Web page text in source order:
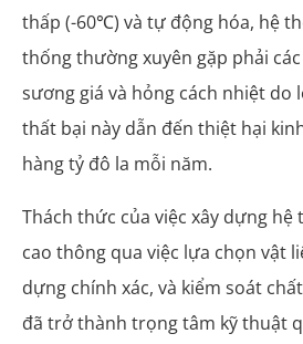
thấp (-60℃) và tự động hóa, hệ
thống thường xuyên gặp phải
sương giá và hỏng cách nhiệt do
thất bại này dẫn đến thiệt hại
hàng tỷ đô la mỗi năm.
Thách thức của việc xây dựng
cao thông qua việc lựa chọn vật
dựng chính xác, và kiểm soát
đã trở thành trọng tâm kỹ thuật